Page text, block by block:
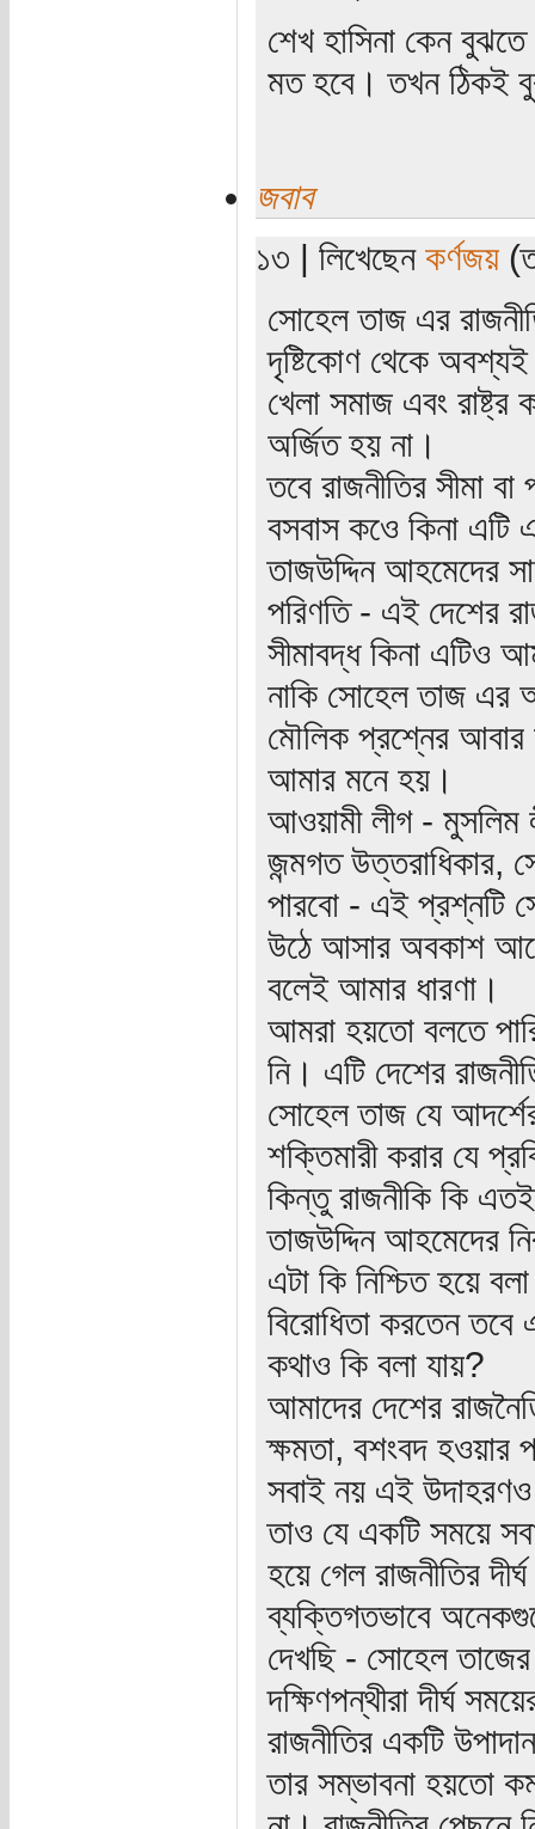
শেখ হাসিনা কেন
মত হবে। তখন ঠিকই
জবাব
১৩ | লিখেছেন কর্ণজয়
সোহেল তাজ এর
দৃষ্টিকোণ থেকে অবশ্যই
খেলা সমাজ এবং
অর্জিত হয় না।
তবে রাজনীতির সীমা
বসবাস কওে কিনা
তাজউদ্দিন আহমেদের
পরিণতি - এই দেশের
সীমাবদ্ধ কিনা এটিও
নাকি সোহেল তাজ এর
মৌলিক প্রশ্নের আবার
আমার মনে হয়।
আওয়ামী লীগ - মুসলিম
জন্মগত
পারবো - এই প্রশ্নটি
উঠে আসার অবকাশ আছে
বলেই আমার ধারণা।
আমরা হয়তো বলতে
নি। এটি দেশের
সোহেল তাজ যে
শক্তিমারী করার যে
কিন্তু রাজনীকি কি
তাজউদ্দিন আহমেদের
এটা কি নিশ্চিত হয়ে
বিরোধিতা করতেন তবে
কথাও কি বলা যায়?
আমাদের দেশের
ক্ষমতা, বশংবদ হওয়ার
সবাই নয় এই
তাও যে একটি সময়ে
হয়ে গেল রাজনীতির
ব্যক্তিগতভাবে
দেখছি - সোহেল
দক্ষিণপন্থীরা দীর্ঘ
রাজনীতির একটি
তার সম্ভাবনা হয়তো